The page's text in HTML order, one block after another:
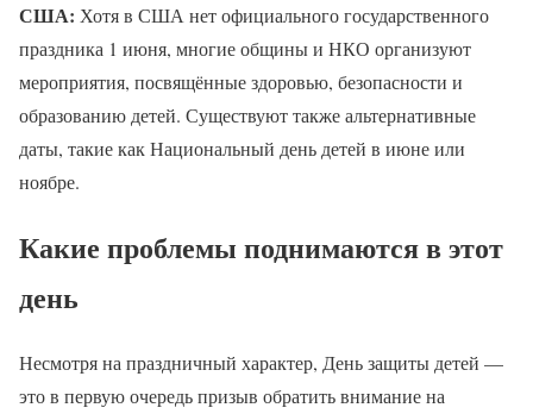
США: Хотя в США нет официального государственного
праздника 1 июня, многие общины и НКО организуют
мероприятия, посвящённые здоровью, безопасности и
образованию детей. Существуют также альтернативные
даты, такие как Национальный день детей в июне или
ноябре.
Какие проблемы поднимаются в этот
день
Несмотря на праздничный характер, День защиты детей —
это в первую очередь призыв обратить внимание на